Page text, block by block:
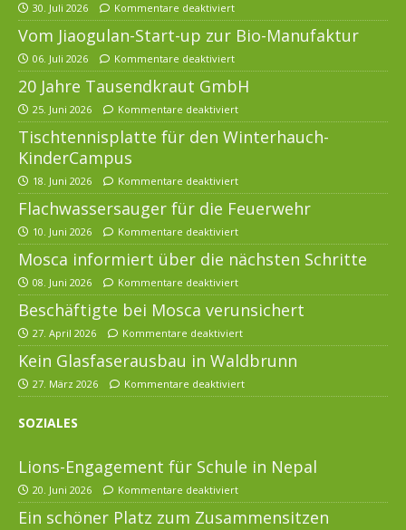
30. Juli 2026 Kommentare deaktiviert
Vom Jiaogulan-Start-up zur Bio-Manufaktur
06. Juli 2026 Kommentare deaktiviert
20 Jahre Tausendkraut GmbH
25. Juni 2026 Kommentare deaktiviert
Tischtennisplatte für den Winterhauch-
KinderCampus
18. Juni 2026 Kommentare deaktiviert
Flachwassersauger für die Feuerwehr
10. Juni 2026 Kommentare deaktiviert
Mosca informiert über die nächsten Schritte
08. Juni 2026 Kommentare deaktiviert
Beschäftigte bei Mosca verunsichert
27. April 2026 Kommentare deaktiviert
Kein Glasfaserausbau in Waldbrunn
27. März 2026 Kommentare deaktiviert
SOZIALES
Lions-Engagement für Schule in Nepal
20. Juni 2026 Kommentare deaktiviert
Ein schöner Platz zum Zusammensitzen